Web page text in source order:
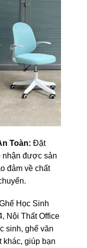
Toàn: Đặt
nhận được sản
đảm về chất
Học Sinh
Nội Thất Office
sinh, ghế văn
khác, giúp bạn